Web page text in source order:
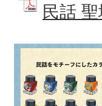
民話